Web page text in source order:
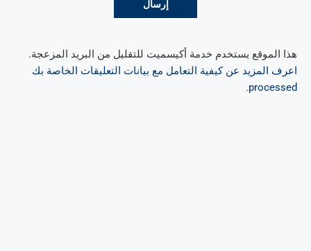
هذا الموقع يستخدم خدمة أكيسميت للتقليل من البريد المزعجة.
اعرف المزيد عن كيفية التعامل مع بيانات التعليقات الخاصة بك
processed
.